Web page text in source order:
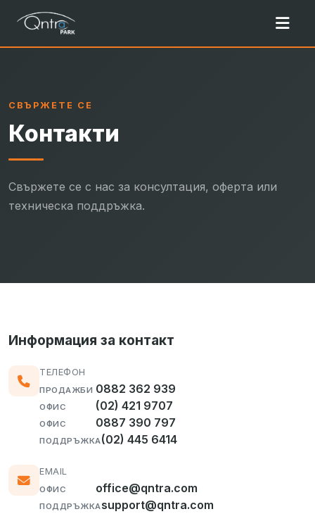
СВЪРЖЕТЕ СЕ
Контакти
Свържете се с нас за консултация, оферта или
техническа поддръжка.
Информация за контакт
ТЕЛЕФОН
ПРОДАЖБИ 0882 362 939
ОФИС (02) 421 9707
ОФИС 0887 390 797
ПОДДРЪЖКА(02) 445 6414
EMAIL
ОФИС office@qntra.com
ПОДДРЪЖКАsupport@qntra.com